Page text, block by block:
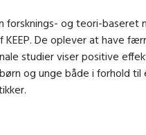
forsknings- og teori-
KEEP. De oplever at have
studier viser positive
og unge både i forhold